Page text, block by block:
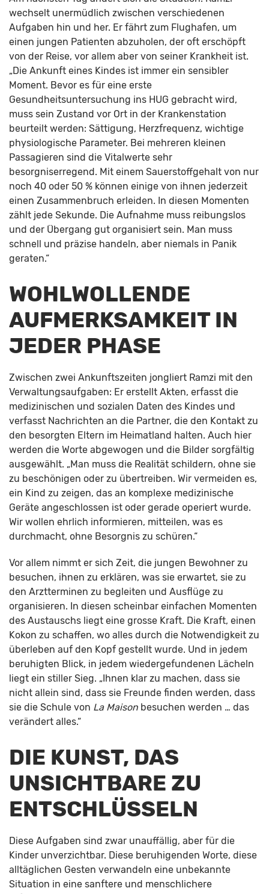
wechselt unermüdlich zwischen verschiedenen
Aufgaben hin und her. Er fährt zum Flughafen, um
einen jungen Patienten abzuholen, der oft erschöpft
von der Reise, vor allem aber von seiner Krankheit ist.
„Die Ankunft eines Kindes ist immer ein sensibler
Moment. Bevor es für eine erste
Gesundheitsuntersuchung ins HUG gebracht wird,
muss sein Zustand vor Ort in der Krankenstation
beurteilt werden: Sättigung, Herzfrequenz, wichtige
physiologische Parameter. Bei mehreren kleinen
Passagieren sind die Vitalwerte sehr
besorgniserregend. Mit einem Sauerstoffgehalt von nur
noch 40 oder 50 % können einige von ihnen jederzeit
einen Zusammenbruch erleiden. In diesen Momenten
zählt jede Sekunde. Die Aufnahme muss reibungslos
und der Übergang gut organisiert sein. Man muss
schnell und präzise handeln, aber niemals in Panik
geraten.“
WOHLWOLLENDE
AUFMERKSAMKEIT IN
JEDER PHASE
Zwischen zwei Ankunftszeiten jongliert Ramzi mit den
Verwaltungsaufgaben: Er erstellt Akten, erfasst die
medizinischen und sozialen Daten des Kindes und
verfasst Nachrichten an die Partner, die den Kontakt zu
den besorgten Eltern im Heimatland halten. Auch hier
werden die Worte abgewogen und die Bilder sorgfältig
ausgewählt. „Man muss die Realität schildern, ohne sie
zu beschönigen oder zu übertreiben. Wir vermeiden es,
ein Kind zu zeigen, das an komplexe medizinische
Geräte angeschlossen ist oder gerade operiert wurde.
Wir wollen ehrlich informieren, mitteilen, was es
durchmacht, ohne Besorgnis zu schüren.“
Vor allem nimmt er sich Zeit, die jungen Bewohner zu
besuchen, ihnen zu erklären, was sie erwartet, sie zu
den Arztterminen zu begleiten und Ausflüge zu
organisieren. In diesen scheinbar einfachen Momenten
des Austauschs liegt eine grosse Kraft. Die Kraft, einen
Kokon zu schaffen, wo alles durch die Notwendigkeit zu
überleben auf den Kopf gestellt wurde. Und in jedem
beruhigten Blick, in jedem wiedergefundenen Lächeln
liegt ein stiller Sieg. „Ihnen klar zu machen, dass sie
nicht allein sind, dass sie Freunde finden werden, dass
sie die Schule von La Maison besuchen werden … das
verändert alles.“
DIE KUNST, DAS
UNSICHTBARE ZU
ENTSCHLÜSSELN
Diese Aufgaben sind zwar unauffällig, aber für die
Kinder unverzichtbar. Diese beruhigenden Worte, diese
alltäglichen Gesten verwandeln eine unbekannte
Situation in eine sanftere und menschlichere